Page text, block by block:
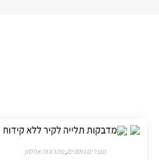
מוצרים נוספים,פתרונות אחסון